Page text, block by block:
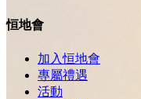
恒地會
加入恒地會
專屬禮遇
活動